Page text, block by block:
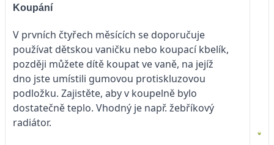
Koupání
V prvních čtyřech měsících se doporučuje
používat dětskou vaničku nebo koupací kbelík,
později můžete dítě koupat ve vaně, na jejíž
dno jste umístili gumovou protiskluzovou
podložku. Zajistěte, aby v koupelně bylo
dostatečně teplo. Vhodný je např. žebříkový
radiátor.